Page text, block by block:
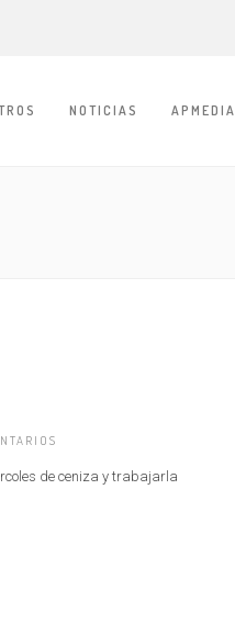
NOTICIAS APMEDIA
de ceniza y trabajarla